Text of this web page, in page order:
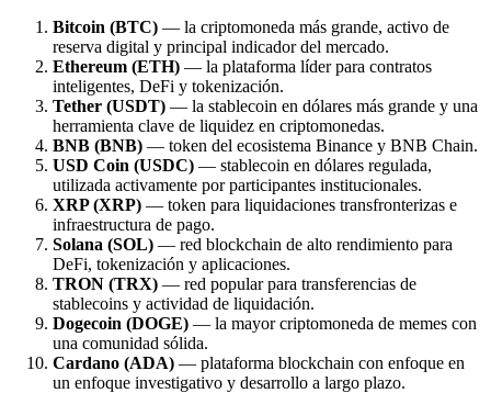
Bitcoin (BTC) — la criptomoneda más grande, activo de
reserva digital y principal indicador del mercado.
Ethereum (ETH) — la plataforma líder para contratos
inteligentes, DeFi y tokenización.
Tether (USDT) — la stablecoin en dólares más grande y una
herramienta clave de liquidez en criptomonedas.
BNB (BNB) — token del ecosistema Binance y BNB Chain.
USD Coin (USDC) — stablecoin en dólares regulada,
utilizada activamente por participantes institucionales.
XRP (XRP) — token para liquidaciones transfronterizas e
infraestructura de pago.
Solana (SOL) — red blockchain de alto rendimiento para
DeFi, tokenización y aplicaciones.
TRON (TRX) — red popular para transferencias de
stablecoins y actividad de liquidación.
Dogecoin (DOGE) — la mayor criptomoneda de memes con
una comunidad sólida.
Cardano (ADA) — plataforma blockchain con enfoque en
un enfoque investigativo y desarrollo a largo plazo.